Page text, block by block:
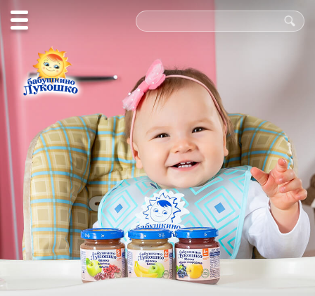
Польза
в каждой
ложке!